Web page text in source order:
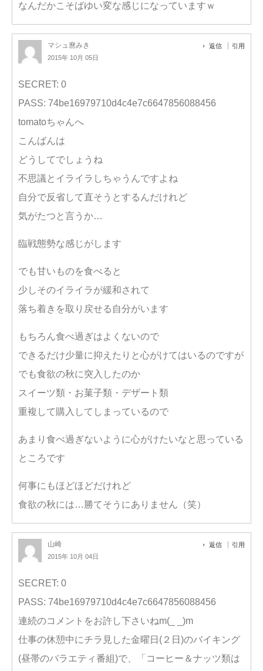
なんだかこそばゆい変な感じになっていますｗ
マシュ麿みき
2015年 10月 05日
返信 引用
SECRET: 0
PASS: 74be16979710d4c4e7c6647856088456
tomatoちゃんへ
こんばんは
どうしてでしょうね
不思議とイライラしちゃうんですよね
自分で反省して直そうとするんだけれど
気がたつと言うか…
臨戦態勢な感じがします
でも甘いものを食べると
少しそのイライラが緩和されて
落ち着きを取り戻せる自分がいます
もちろん食べ過ぎはよくないので
できるだけ少量に抑えたりと心がけてはいるのですが
でも食欲の秋に突入したのか
スイーツ類・お菓子類・デザート類
重複して購入してしまっているので
あまり食べ過ぎないように心がけたいなと思っている
ところです
何事にもほどほどだけれど
食欲の秋には…勝てそうにありません（笑）
山崎
2015年 10月 04日
返信 引用
SECRET: 0
PASS: 74be16979710d4c4e7c6647856088456
連続のコメントをお許し下さいねm(_ _)m
仕事の休憩中にチラ見した金曜日(２日)のバイキング
(昼帯のバラエティ番組)で、「コーヒー＆ナッツ類は